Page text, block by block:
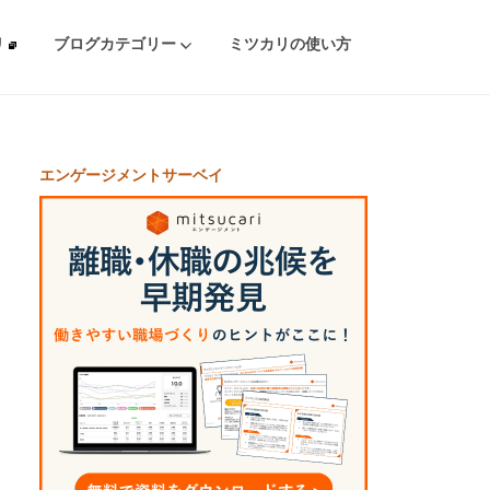
ブログカテゴリー ミツカリの使い方
エンゲージメントサーベイ